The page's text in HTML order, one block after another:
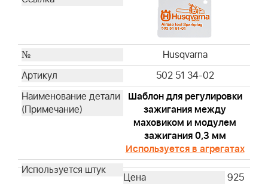
19368
19480
19462
19620
19461
19545
19619
19493
19607
19266
19063
Husqvarna
502 51 34-02
Шаблон для регулировки
зажигания между
маховиком и модулем
зажигания 0,3 мм
Используется в агрегатах
925